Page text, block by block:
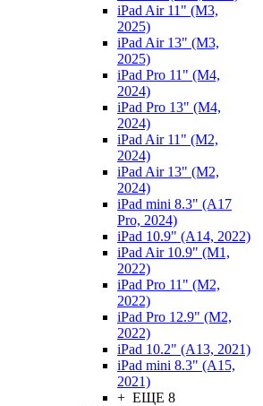
iPad Air 11" (M3,
2025)
iPad Air 13" (M3,
2025)
iPad Pro 11" (M4,
2024)
iPad Pro 13" (M4,
2024)
iPad Air 11" (M2,
2024)
iPad Air 13" (M2,
2024)
iPad mini 8.3" (A17
Pro, 2024)
iPad 10.9" (A14, 2022)
iPad Air 10.9" (M1,
2022)
iPad Pro 11" (M2,
2022)
iPad Pro 12.9" (M2,
2022)
iPad 10.2" (A13, 2021)
iPad mini 8.3" (A15,
2021)
+ ЕЩЕ 8